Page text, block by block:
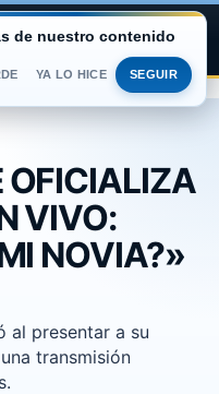
PORTAL
OFICIALIZA
VIVO:
NOVIA?»
al presentar a su
transmisión
de nuestro contenido
YA LO HICE SEGUIR